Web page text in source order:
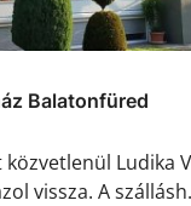
Balatonfüred
Ludika
vissza. A